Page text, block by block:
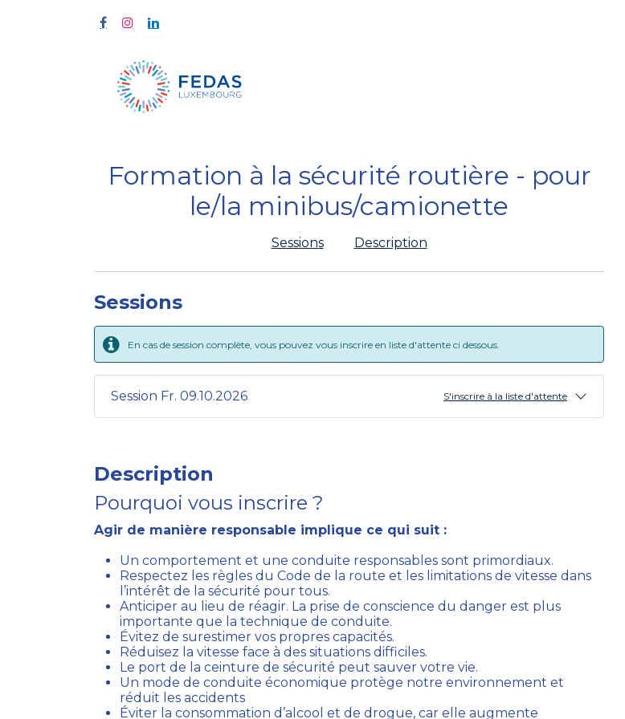
Formation à la sécurité routière - pour
le/la minibus/camionette
Sessions Description
Sessions
En cas de session complète, vous pouvez vous inscrire en liste d'attente ci dessous.
Session Fr. 09.10.2026 S'inscrire à la liste d'attente
Description
Pourquoi vous inscrire ?
Agir de manière responsable implique ce qui suit :
Un comportement et une conduite responsables sont primordiaux.
Respectez les règles du Code de la route et les limitations de vitesse dans
l’intérêt de la sécurité pour tous.
Anticiper au lieu de réagir. La prise de conscience du danger est plus
importante que la technique de conduite.
Évitez de surestimer vos propres capacités.
Réduisez la vitesse face à des situations difficiles.
Le port de la ceinture de sécurité peut sauver votre vie.
Un mode de conduite économique protège notre environnement et
réduit les accidents
Éviter la consommation d’alcool et de drogue, car elle augmente